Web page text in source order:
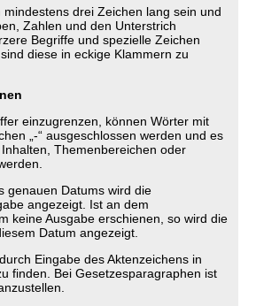
mindestens drei Zeichen lang sein und
Zahlen und den Unterstrich
Begriffe und spezielle Zeichen
diese in eckige Klammern zu
einzugrenzen, können Wörter mit
„-“ ausgeschlossen werden und es
Themenbereichen oder
genauen Datums wird die
angezeigt. Ist an dem
keine Ausgabe erschienen, so wird die
Datum angezeigt.
Eingabe des Aktenzeichens in
finden. Bei Gesetzesparagraphen ist